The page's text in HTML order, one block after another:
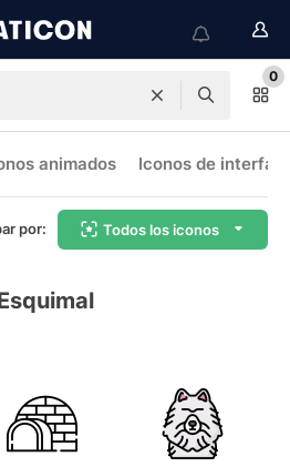
0
animados Iconos de interfaz
por: Todos los iconos